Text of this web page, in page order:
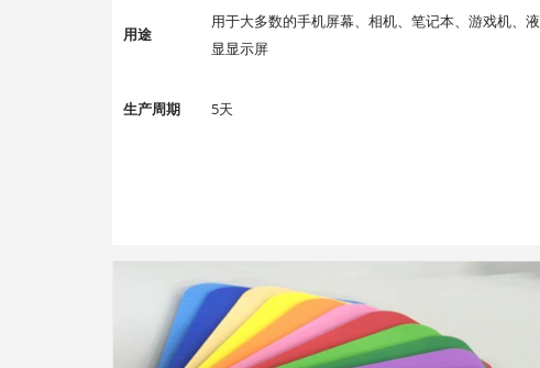
用途
用于大多数的手机屏幕、相机、笔记本、游戏机、液
显显示屏
生产周期 5天